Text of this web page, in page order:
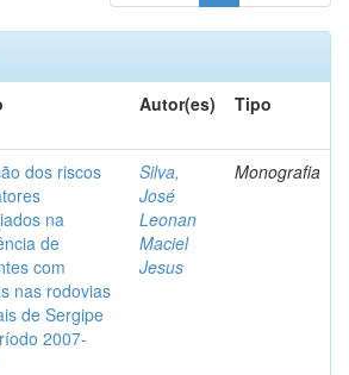
Autor(es) Tipo
dos riscos
na
de
com
nas rodovias
de Sergipe
2007-
Silva,
José
Leonan
Maciel
Jesus
Monografia